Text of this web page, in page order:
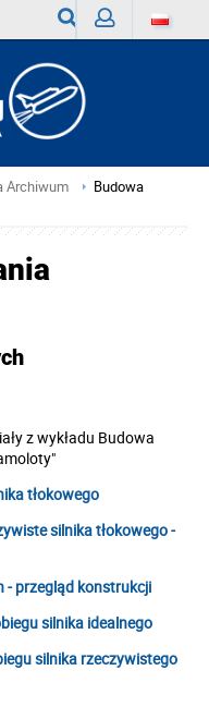
Archiwum
Budowa
z wykładu Budowa
tłokowego
silnika tłokowego -
- przegląd konstrukcji
silnika idealnego
silnika rzeczywistego